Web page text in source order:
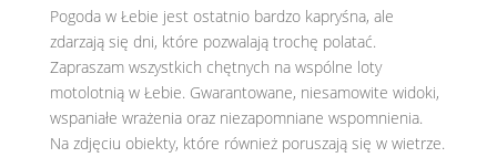
Pogoda w Łebie jest ostatnio bardzo kapryśna, ale
zdarzają się dni, które pozwalają trochę polatać.
Zapraszam wszystkich chętnych na wspólne loty
motolotnią w Łebie. Gwarantowane, niesamowite widoki,
wspaniałe wrażenia oraz niezapomniane wspomnienia.
Na zdjęciu obiekty, które również poruszają się w wietrze.